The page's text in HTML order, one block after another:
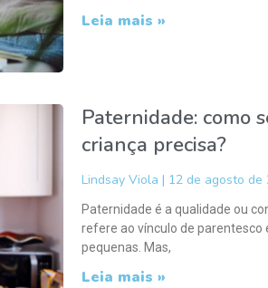
Leia mais »
Paternidade: como
criança precisa?
Lindsay Viola 12 de agosto de
Paternidade é a qualidade ou
refere ao vínculo de parentesco
pequenas. Mas,
Leia mais »